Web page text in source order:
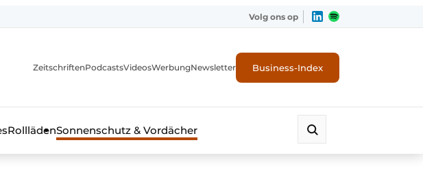
Volg ons op
ZeitschriftenPodcastsVideosWerbungNewsletter Business-Index
RolllädenSonnenschutz & Vordächer